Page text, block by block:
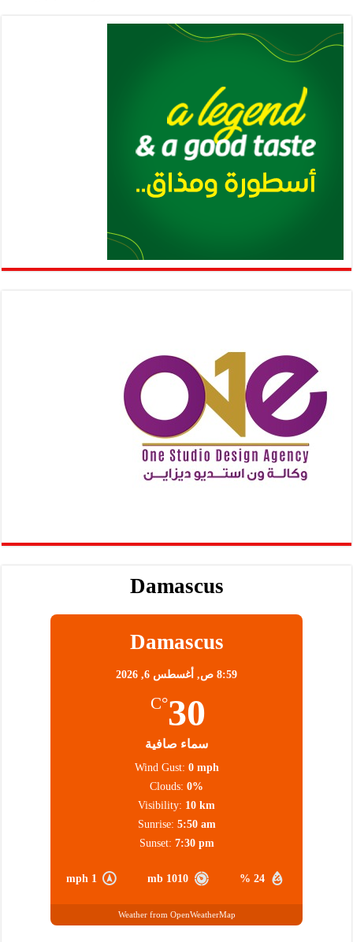
Damascus
Damascus
8:59 ص, أغسطس 6, 2026
30
°C
سماء صافية
24 %
1010 mb
1 mph
Wind Gust: 0 mph
Clouds: 0%
Visibility: 10 km
Sunrise: 5:50 am
Sunset: 7:30 pm
Weather from OpenWeatherMap